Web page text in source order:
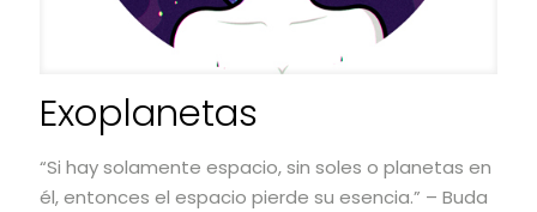
Exoplanetas
“Si hay solamente espacio, sin soles o planetas en
él, entonces el espacio pierde su esencia.” – Buda